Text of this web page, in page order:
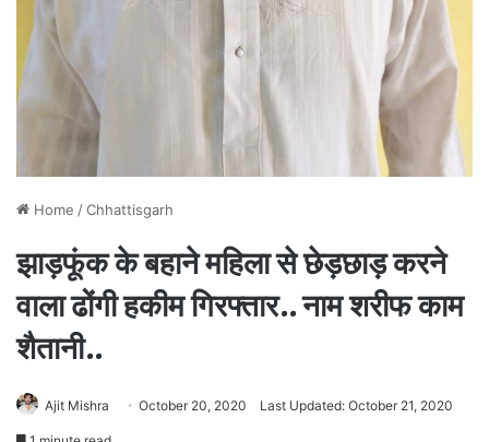
Home /Chhattisgarh
झाड़फूंक के बहाने महिला से छेड़छाड़ करने
वाला ढोंगी हकीम गिरफ्तार.. नाम शरीफ काम
शैतानी..
Ajit Mishra October 20, 2020 Last Updated: October 21, 2020